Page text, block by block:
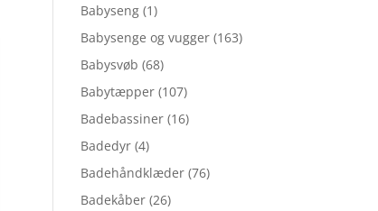
Babyseng (1)
Babysenge og vugger (163)
Babysvøb (68)
Babytæpper (107)
Badebassiner (16)
Badedyr (4)
Badehåndklæder (76)
Badekåber (26)